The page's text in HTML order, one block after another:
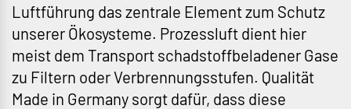
Luftführung das zentrale Element zum Schutz
unserer Ökosysteme. Prozessluft dient hier
meist dem Transport schadstoffbeladener Gase
zu Filtern oder Verbrennungsstufen. Qualität
Made in Germany sorgt dafür, dass diese